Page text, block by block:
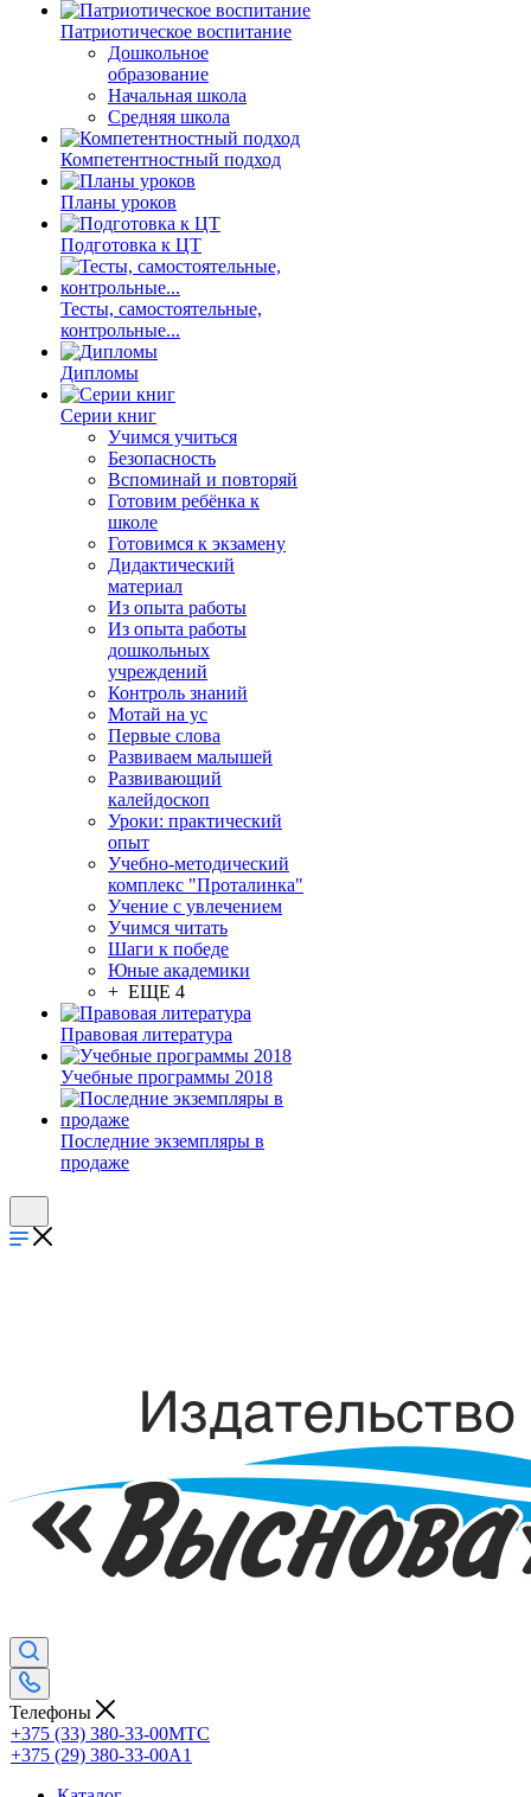
Патриотическое воспитание
Дошкольное
образование
Начальная школа
Средняя школа
Компетентностный подход
Планы уроков
Подготовка к ЦТ
Тесты, самостоятельные,
контрольные...
Дипломы
Серии книг
Учимся учиться
Безопасность
Вспоминай и повторяй
Готовим ребёнка к
школе
Готовимся к экзамену
Дидактический
материал
Из опыта работы
Из опыта работы
дошкольных
учреждений
Контроль знаний
Мотай на ус
Первые слова
Развиваем малышей
Развивающий
калейдоскоп
Уроки: практический
опыт
Учебно-методический
комплекс "Проталинка"
Учение с увлечением
Учимся читать
Шаги к победе
Юные академики
+ ЕЩЕ 4
Правовая литература
Учебные программы 2018
Последние экземпляры в
продаже
Телефоны
+375 (33) 380-33-00МТС
+375 (29) 380-33-00А1